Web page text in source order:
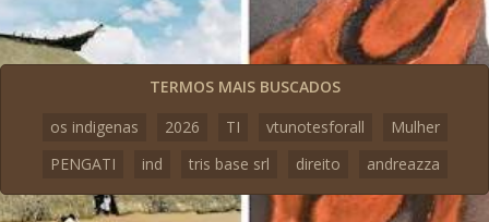
TERMOS MAIS BUSCADOS
os indigenas
2026 TI vtunotesforall
Mulher
PENGATI
ind tris base srl direito andreazza